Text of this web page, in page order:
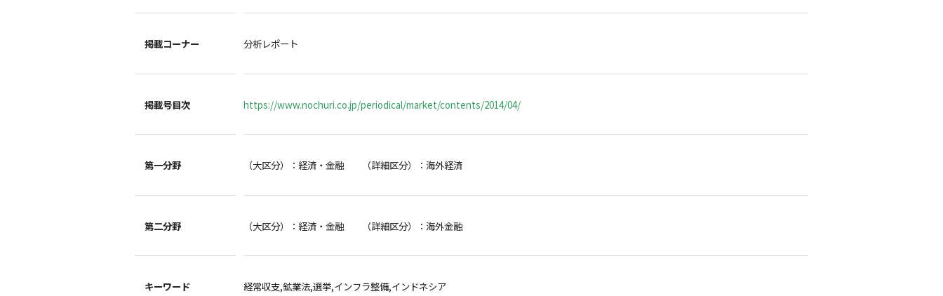
掲載コーナー 分析レポート
掲載号目次 https://www.nochuri.co.jp/periodical/market/contents/2014/04/
第一分野 （大区分）：経済・金融 （詳細区分）：海外経済
第二分野 （大区分）：経済・金融 （詳細区分）：海外金融
キーワード 経常収支,鉱業法,選挙,インフラ整備,インドネシア